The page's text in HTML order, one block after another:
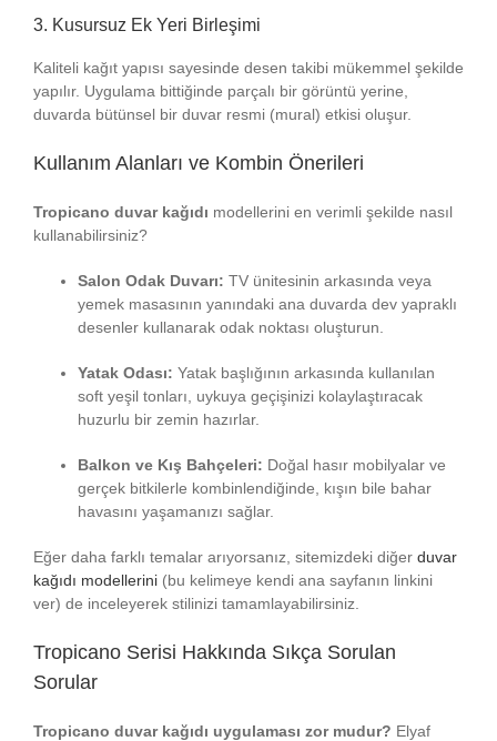
3. Kusursuz Ek Yeri Birleşimi
Kaliteli kağıt yapısı sayesinde desen takibi mükemmel şekilde
yapılır. Uygulama bittiğinde parçalı bir görüntü yerine,
duvarda bütünsel bir duvar resmi (mural) etkisi oluşur.
Kullanım Alanları ve Kombin Önerileri
Tropicano duvar kağıdı modellerini en verimli şekilde nasıl
kullanabilirsiniz?
Salon Odak Duvarı: TV ünitesinin arkasında veya
yemek masasının yanındaki ana duvarda dev yapraklı
desenler kullanarak odak noktası oluşturun.
Yatak Odası: Yatak başlığının arkasında kullanılan
soft yeşil tonları, uykuya geçişinizi kolaylaştıracak
huzurlu bir zemin hazırlar.
Balkon ve Kış Bahçeleri: Doğal hasır mobilyalar ve
gerçek bitkilerle kombinlendiğinde, kışın bile bahar
havasını yaşamanızı sağlar.
Eğer daha farklı temalar arıyorsanız, sitemizdeki diğer duvar
kağıdı modellerini (bu kelimeye kendi ana sayfanın linkini
ver) de inceleyerek stilinizi tamamlayabilirsiniz.
Tropicano Serisi Hakkında Sıkça Sorulan
Sorular
Tropicano duvar kağıdı uygulaması zor mudur? Elyaf